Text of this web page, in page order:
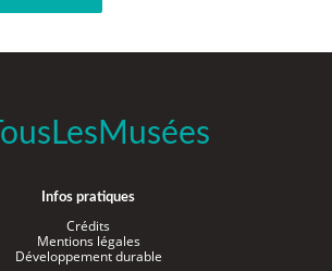
TousLesMusées
Infos pratiques
Crédits
Mentions légales
Développement durable